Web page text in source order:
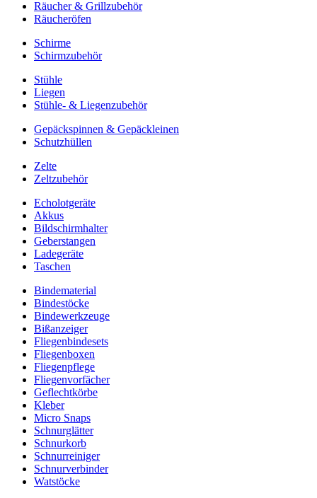
Räucher & Grillzubehör
Räucheröfen
Schirme
Schirmzubehör
Stühle
Liegen
Stühle- & Liegenzubehör
Gepäckspinnen & Gepäckleinen
Schutzhüllen
Zelte
Zeltzubehör
Echolotgeräte
Akkus
Bildschirmhalter
Geberstangen
Ladegeräte
Taschen
Bindematerial
Bindestöcke
Bindewerkzeuge
Bißanzeiger
Fliegenbindesets
Fliegenboxen
Fliegenpflege
Fliegenvorfächer
Geflechtkörbe
Kleber
Micro Snaps
Schnurglätter
Schnurkorb
Schnurreiniger
Schnurverbinder
Watstöcke